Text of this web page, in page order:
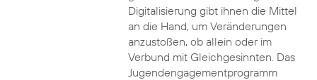
Digitalisierung gibt ihnen die Mittel
an die Hand, um Veränderungen
anzustoßen, ob allein oder im
Verbund mit Gleichgesinnten. Das
Jugendengagementprogramm